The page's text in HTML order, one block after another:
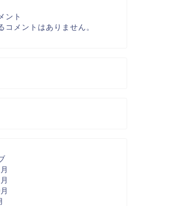
ント
コメントはありません。